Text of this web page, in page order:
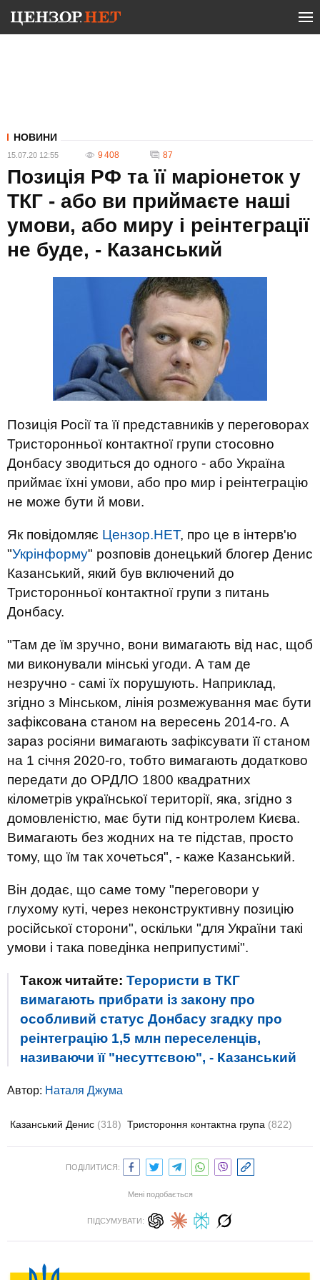
НОВИНИ
15.07.20 12:55 9 408 87
Позиція РФ та її маріонеток у
ТКГ - або ви приймаєте наші
умови, або миру і реінтеграції
не буде, - Казанський
Позиція Росії та її представників у переговорах
Тристоронньої контактної групи стосовно
Донбасу зводиться до одного - або Україна
приймає їхні умови, або про мир і реінтеграцію
не може бути й мови.
Як повідомляє Цензор.НЕТ, про це в інтерв'ю
"Укрінформу" розповів донецький блогер Денис
Казанський, який був включений до
Тристоронньої контактної групи з питань
Донбасу.
"Там де їм зручно, вони вимагають від нас, щоб
ми виконували мінські угоди. А там де
незручно - самі їх порушують. Наприклад,
згідно з Мінськом, лінія розмежування має бути
зафіксована станом на вересень 2014-го. А
зараз росіяни вимагають зафіксувати її станом
на 1 січня 2020-го, тобто вимагають додатково
передати до ОРДЛО 1800 квадратних
кілометрів української території, яка, згідно з
домовленістю, має бути під контролем Києва.
Вимагають без жодних на те підстав, просто
тому, що їм так хочеться", - каже Казанський.
Він додає, що саме тому "переговори у
глухому куті, через неконструктивну позицію
російської сторони", оскільки "для України такі
умови і така поведінка неприпустимі".
Також читайте: Терористи в ТКГ
вимагають прибрати із закону про
особливий статус Донбасу згадку про
реінтеграцію 1,5 млн переселенців,
називаючи її "несуттєвою", - Казанський
Автор: Наталя Джума
Казанський Денис (318) Тристороння контактна група (822)
ПОДІЛИТИСЯ:
Мені подобається
ПІДСУМУВАТИ: